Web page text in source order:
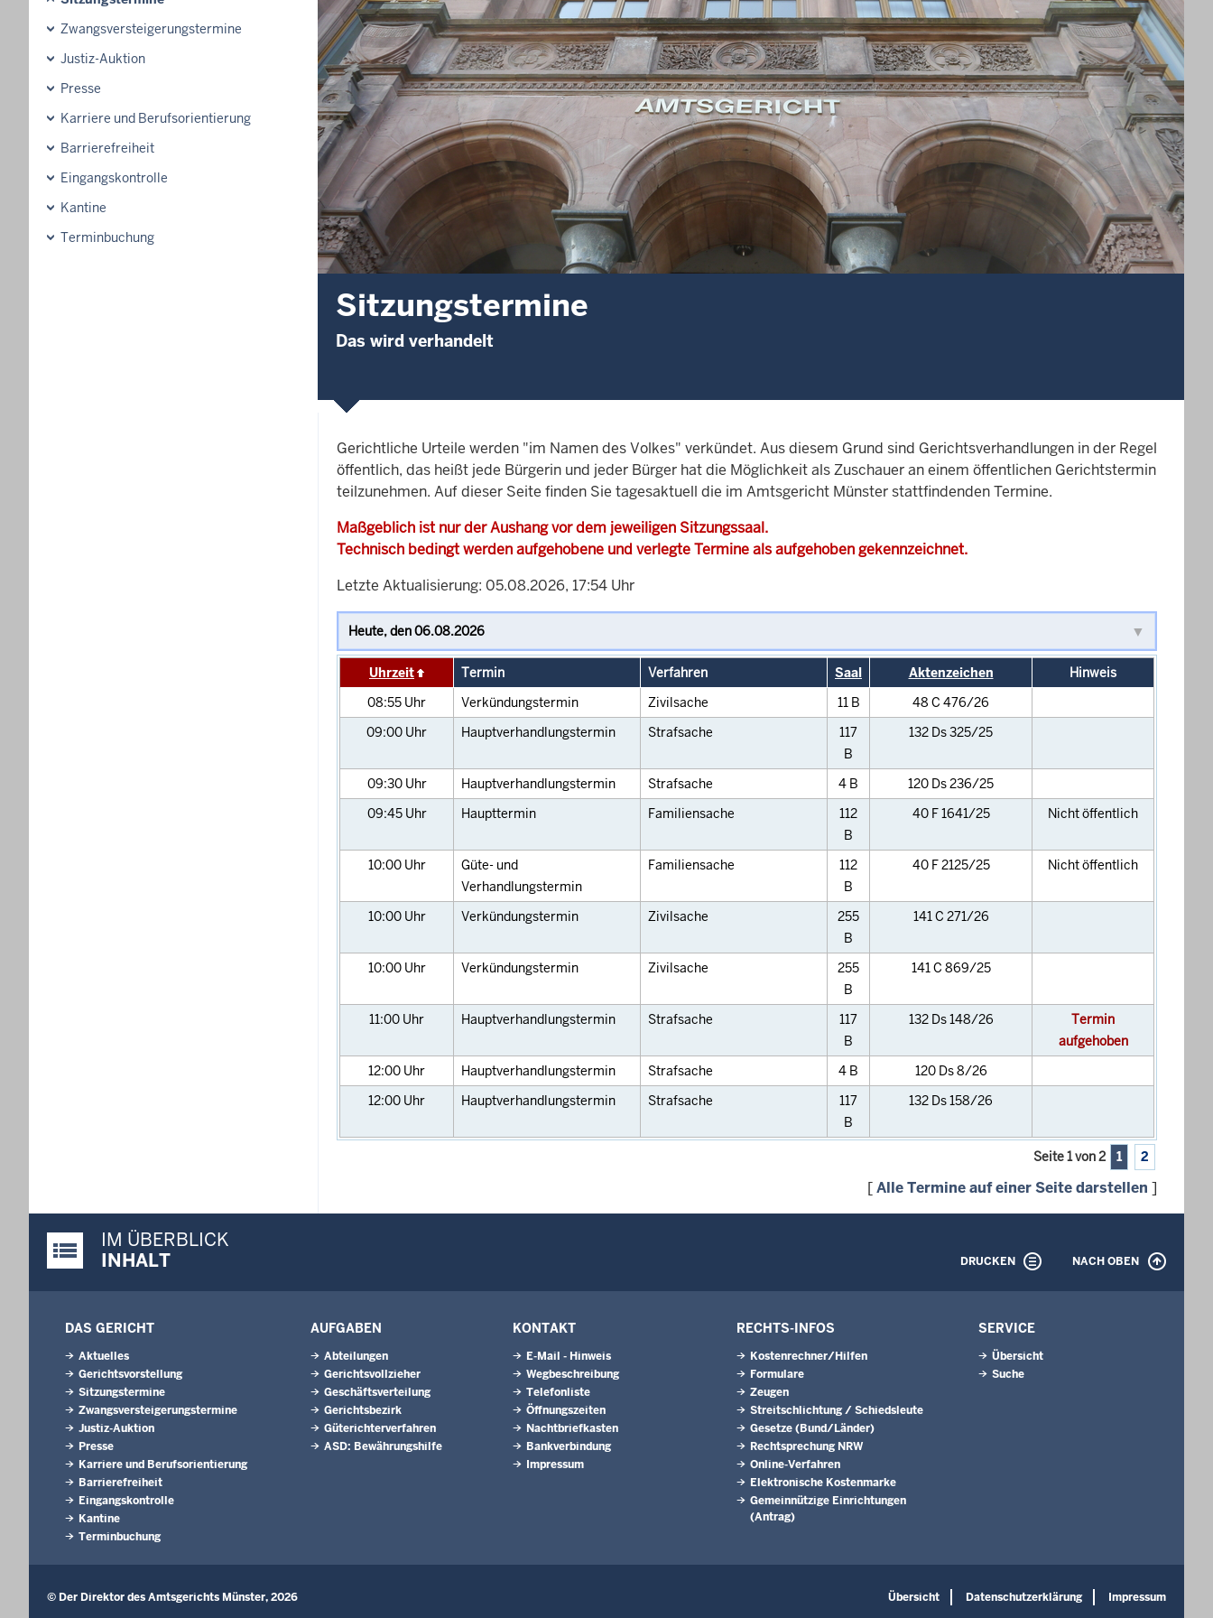
Zwangsversteigerungs­termine
Justiz-Auktion
Presse
Karriere und Berufsorientierung
Barrierefreiheit
Eingangskontrolle
Kantine
Terminbuchung
Sitzungstermine
Das wird verhandelt
Gerichtliche Urteile werden "im Namen des Volkes" verkündet. Aus diesem Grund sind Gerichtsverhandlungen in der Regel
öffentlich, das heißt jede Bürgerin und jeder Bürger hat die Möglichkeit als Zuschauer an einem öffentlichen Gerichtstermin
teilzunehmen. Auf dieser Seite finden Sie tagesaktuell die im Amtsgericht Münster stattfindenden Termine.
Maßgeblich ist nur der Aushang vor dem jeweiligen Sitzungssaal.
Technisch bedingt werden aufgehobene und verlegte Termine als aufgehoben gekennzeichnet.
Letzte Aktualisierung: 05.08.2026, 17:54 Uhr
Uhrzeit Termin Verfahren Saal Aktenzeichen
Hinweis
08:55 Uhr Verkündungstermin Zivilsache 11 B
48 C 476/26
09:00 Uhr Hauptverhandlungstermin Strafsache
117
B
132 Ds 325/25
09:30 Uhr Hauptverhandlungstermin Strafsache 4 B
120 Ds 236/25
09:45 Uhr Haupttermin Familiensache
112
B
40 F 1641/25 Nicht öffentlich
10:00 Uhr
Güte- und
Verhandlungstermin
Familiensache
112
B
40 F 2125/25 Nicht öffentlich
10:00 Uhr Verkündungstermin Zivilsache
255
B
141 C 271/26
10:00 Uhr Verkündungstermin Zivilsache
255
B
141 C 869/25
11:00 Uhr Hauptverhandlungstermin Strafsache
117
B
132 Ds 148/26
Termin
aufgehoben
12:00 Uhr Hauptverhandlungstermin Strafsache 4 B
120 Ds 8/26
12:00 Uhr Hauptverhandlungstermin Strafsache
117
B
132 Ds 158/26
Seite 1 von 2 1 2
[Alle Termine auf einer Seite darstellen ]
Justiz-Portal im Überblick:
IM ÜBERBLICK
INHALT
DRUCKEN NACH OBEN
DAS GERICHT
Aktuelles
Gerichtsvorstellung
Sitzungstermine
Zwangsversteigerungs­termine
Justiz-Auktion
Presse
Karriere und Berufsorientierung
Barrierefreiheit
Eingangskontrolle
Kantine
Terminbuchung
AUFGABEN
Abteilungen
Gerichtsvollzieher
Geschäftsverteilung
Gerichtsbezirk
Güterichterverfahren
ASD: Bewährungshilfe
KONTAKT
E-Mail - Hinweis
Wegbeschreibung
Telefonliste
Öffnungszeiten
Nachtbriefkasten
Bankverbindung
Impressum
RECHTS-INFOS
Kostenrechner/Hilfen
Formulare
Zeugen
Streitschlichtung / Schiedsleute
Gesetze (Bund/Länder)
Rechtsprechung NRW
Online-Verfahren
Elektronische Kostenmarke
Gemeinnützige Einrichtungen
(Antrag)
SERVICE
Übersicht
Suche
Übersicht Datenschutzerklärung Impressum
© Der Direktor des Amtsgerichts Münster, 2026